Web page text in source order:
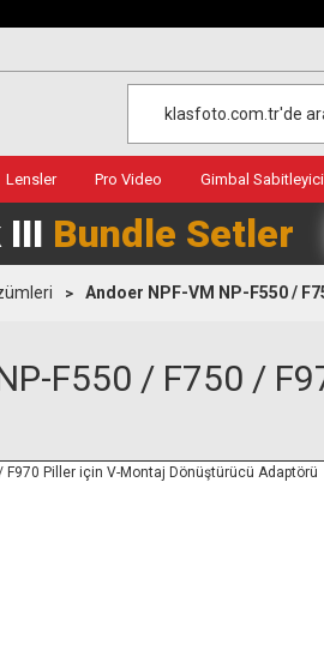
Lensler Pro Video Gimbal
III Bundle Setler
Andoer NPF-VM NP-F550 /
F550 / F750 /